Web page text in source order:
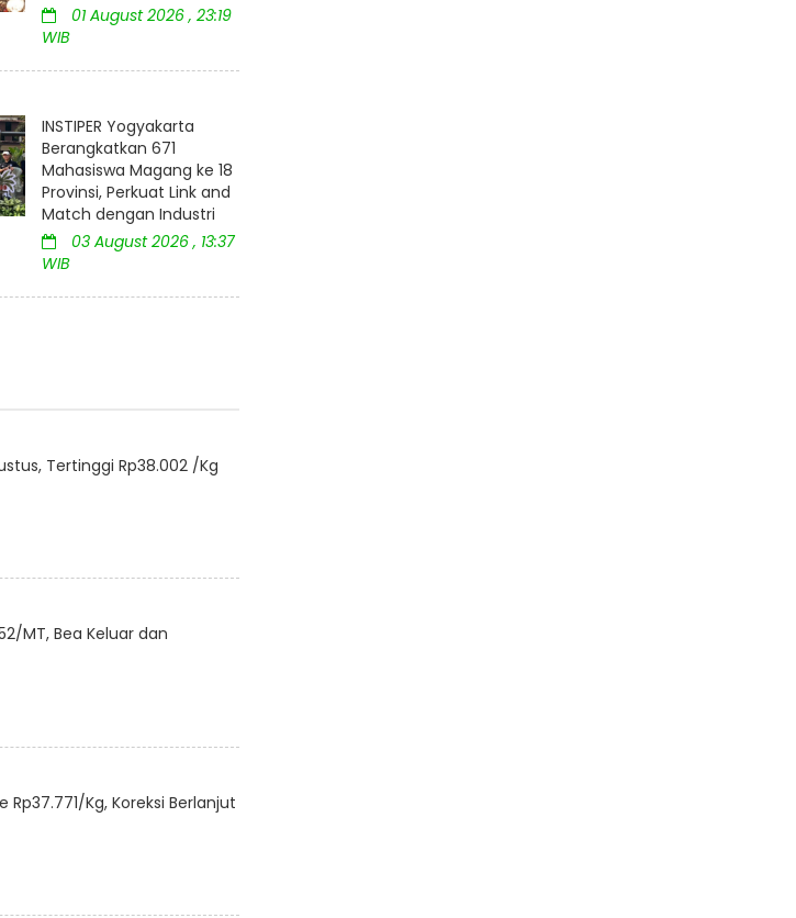
01 August 2026 , 23:19
WIB
INSTIPER Yogyakarta
Berangkatkan 671
Mahasiswa Magang ke 18
Provinsi, Perkuat Link and
Match dengan Industri
03 August 2026 , 13:37
WIB
Tertinggi Rp38.002 /Kg
MT, Bea Keluar dan
Kg, Koreksi Berlanjut